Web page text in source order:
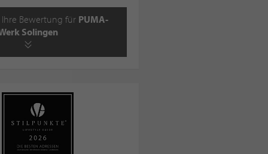
Ihre Bewertung für PUMA-
Solingen